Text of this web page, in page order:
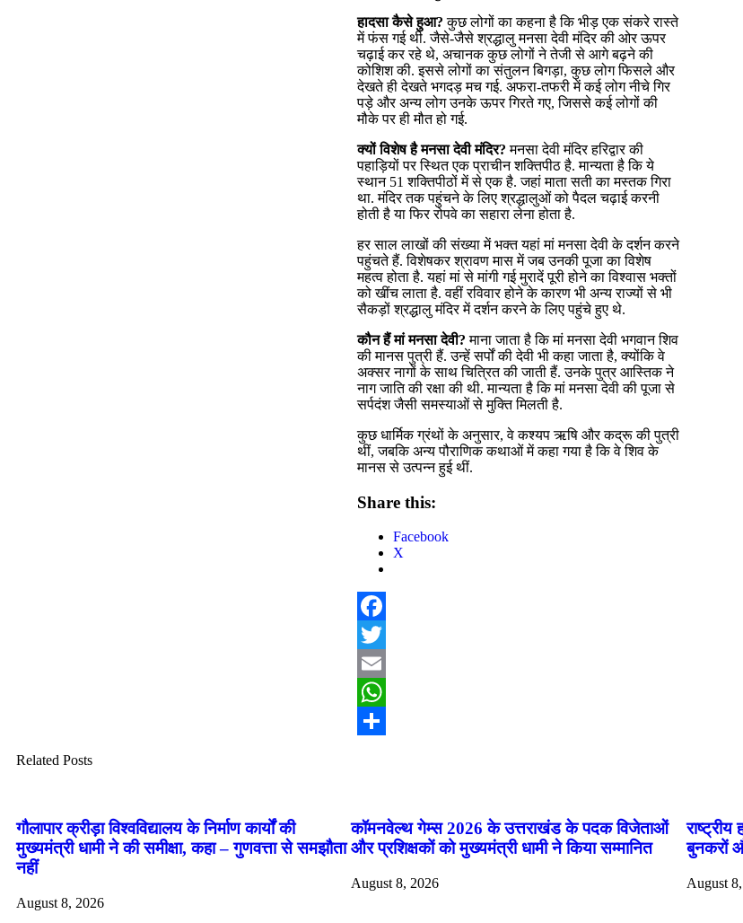
हादसा कैसे हुआ? कुछ लोगों का कहना है कि भीड़ एक संकरे रास्ते
में फंस गई थी. जैसे-जैसे श्रद्धालु मनसा देवी मंदिर की ओर ऊपर
चढ़ाई कर रहे थे, अचानक कुछ लोगों ने तेजी से आगे बढ़ने की
कोशिश की. इससे लोगों का संतुलन बिगड़ा, कुछ लोग फिसले और
देखते ही देखते भगदड़ मच गई. अफरा-तफरी में कई लोग नीचे गिर
पड़े और अन्य लोग उनके ऊपर गिरते गए, जिससे कई लोगों की
मौके पर ही मौत हो गई.
क्यों विशेष है मनसा देवी मंदिर? मनसा देवी मंदिर हरिद्वार की
पहाड़ियों पर स्थित एक प्राचीन शक्तिपीठ है. मान्यता है कि ये
स्थान 51 शक्तिपीठों में से एक है. जहां माता सती का मस्तक गिरा
था. मंदिर तक पहुंचने के लिए श्रद्धालुओं को पैदल चढ़ाई करनी
होती है या फिर रोपवे का सहारा लेना होता है.
हर साल लाखों की संख्या में भक्त यहां मां मनसा देवी के दर्शन करने
पहुंचते हैं. विशेषकर श्रावण मास में जब उनकी पूजा का विशेष
महत्व होता है. यहां मां से मांगी गई मुरादें पूरी होने का विश्वास भक्तों
को खींच लाता है. वहीं रविवार होने के कारण भी अन्य राज्यों से भी
सैकड़ों श्रद्धालु मंदिर में दर्शन करने के लिए पहुंचे हुए थे.
कौन हैं मां मनसा देवी?माना जाता है कि मां मनसा देवी भगवान शिव
की मानस पुत्री हैं. उन्हें सर्पों की देवी भी कहा जाता है, क्योंकि वे
अक्सर नागों के साथ चित्रित की जाती हैं. उनके पुत्र आस्तिक ने
नाग जाति की रक्षा की थी. मान्यता है कि मां मनसा देवी की पूजा से
सर्पदंश जैसी समस्याओं से मुक्ति मिलती है.
कुछ धार्मिक ग्रंथों के अनुसार, वे कश्यप ऋषि और कद्रू की पुत्री
थीं, जबकि अन्य पौराणिक कथाओं में कहा गया है कि वे शिव के
मानस से उत्पन्न हुई थीं.
Share this:
Facebook
X
Facebook
Twitter
Email
WhatsApp
Related Posts
गौलापार क्रीड़ा विश्वविद्यालय के निर्माण कार्यों की
मुख्यमंत्री धामी ने की समीक्षा, कहा – गुणवत्ता से समझौता
नहीं
August 8, 2026
कॉमनवेल्थ गेम्स 2026 के उत्तराखंड के पदक विजेताओं
और प्रशिक्षकों को मुख्यमंत्री धामी ने किया सम्मानित
August 8, 2026
बुनकरों
August